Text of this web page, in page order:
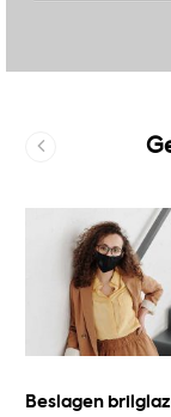
Beslagen